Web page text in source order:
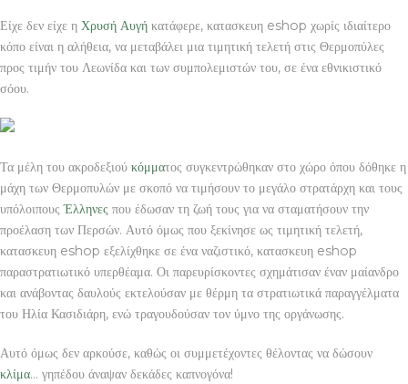
Είχε δεν είχε η Χρυσή Αυγή κατάφερε, κατασκευη eshop χωρίς ιδιαίτερο
κόπο είναι η αλήθεια, να μεταβάλει μια τιμητική τελετή στις Θερμοπύλες
προς τιμήν του Λεωνίδα και των συμπολεμιστών του, σε ένα εθνικιστικό
σόου.
Τα μέλη του ακροδεξιού κόμματος συγκεντρώθηκαν στο χώρο όπου δόθηκε η
μάχη των Θερμοπυλών με σκοπό να τιμήσουν το μεγάλο στρατάρχη και τους
υπόλοιπουςΈλληνες που έδωσαν τη ζωή τους για να σταματήσουν την
προέλαση των Περσών. Αυτό όμως που ξεκίνησε ως τιμητική τελετή,
κατασκευη eshop εξελίχθηκε σε ένα ναζιστικό, κατασκευη eshop
παραστρατιωτικό υπερθέαμα. Οι παρευρίσκοντες σχημάτισαν έναν μαίανδρο
και ανάβοντας δαυλούς εκτελούσαν με θέρμη τα στρατιωτικά παραγγέλματα
του Ηλία Κασιδιάρη, ενώ τραγουδούσαν τον ύμνο της οργάνωσης.
Αυτό όμως δεν αρκούσε, καθώς οι συμμετέχοντες θέλοντας να δώσουν
κλίμα… γηπέδου άναψαν δεκάδες καπνογόνα!